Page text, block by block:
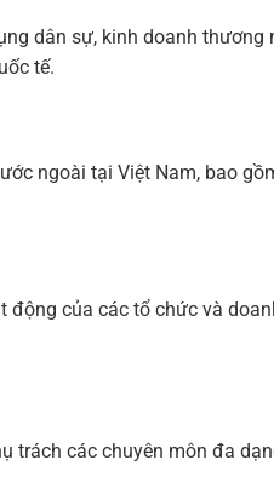
dân sự, kinh doanh thương
tế.
ngoài tại Việt Nam, bao
của các tổ chức và
trách các chuyên môn đa